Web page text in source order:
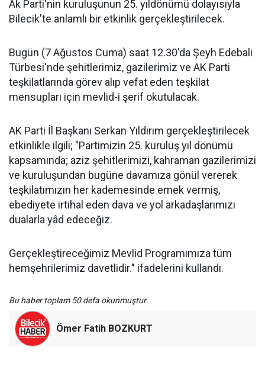
Ak Parti'nin kuruluşunun 25. yıldönümü dolayısıyla
Bilecik'te anlamlı bir etkinlik gerçekleştirilecek.
Bugün (7 Ağustos Cuma) saat 12.30'da Şeyh Edebali
Türbesi'nde şehitlerimiz, gazilerimiz ve AK Parti
teşkilatlarında görev alıp vefat eden teşkilat
mensupları için mevlid-i şerif okutulacak.
AK Parti İl Başkanı Serkan Yıldırım gerçekleştirilecek
etkinlikle ilgili; "Partimizin 25. kuruluş yıl dönümü
kapsamında; aziz şehitlerimizi, kahraman gazilerimizi
ve kuruluşundan bugüne davamıza gönül vererek
teşkilatımızın her kademesinde emek vermiş,
ebediyete irtihal eden dava ve yol arkadaşlarımızı
dualarla yâd edeceğiz.
Gerçekleştireceğimiz Mevlid Programımıza tüm
hemşehrilerimiz davetlidir." ifadelerini kullandı.
Bu haber toplam 50 defa okunmuştur
Ömer Fatih BOZKURT